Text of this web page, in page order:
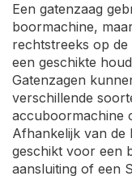
Een gatenzaag
boormachine,
rechtstreeks op
een geschikte
Gatenzagen
verschillende
accuboormachine
Afhankelijk van de
geschikt voor een
aansluiting of een